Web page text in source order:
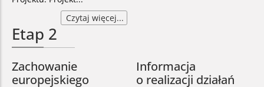
Czytaj więcej...
Etap 2
Zachowanie
europejskiego
Informacja
o realizacji działań